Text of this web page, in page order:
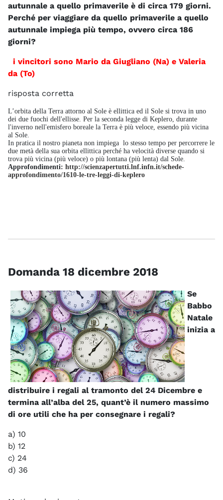
autunnale a quello primaverile è di circa 179 giorni.
Perché per viaggiare da quello primaverile a quello
autunnale impiega più tempo, ovvero circa 186
giorni?
i vincitori sono Mario da Giugliano (Na) e Valeria
da (To)
risposta corretta
L’orbita della Terra attorno al Sole è ellittica ed il Sole si trova in uno
dei due fuochi dell'ellisse. Per la seconda legge di Keplero, durante
l'inverno nell'emisfero boreale la Terra è più veloce, essendo più vicina
al Sole.
In pratica il nostro pianeta non impiega lo stesso tempo per percorrere le
due metà della sua orbita ellittica perché ha velocità diverse quando si
trova più vicina (più veloce) o più lontana (più lenta) dal Sole.
Approfondimenti: http://scienzapertutti.lnf.infn.it/schede-
approfondimento/1610-le-tre-leggi-di-keplero
Domanda 18 dicembre 2018
Se
Babbo
Natale
inizia a
distribuire i regali al tramonto del 24 Dicembre e
termina all’alba del 25, quant’è il numero massimo
di ore utili che ha per consegnare i regali?
a) 10
b) 12
c) 24
d) 36